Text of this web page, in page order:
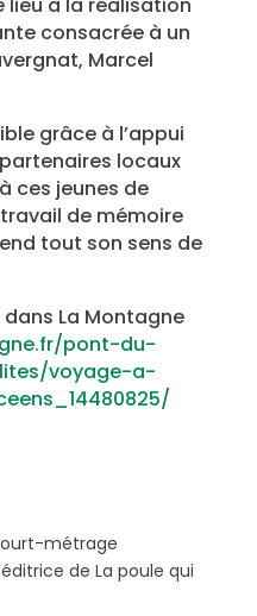
consacrée à un
Marcel
grâce à l’appui
locaux
ces jeunes de
de mémoire
tout son sens de
La Montagne
pont-du-
voyage-a-
métrage
de La poule qui